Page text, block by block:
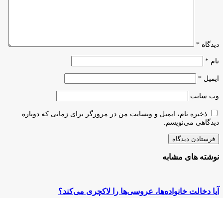
دیدگاه *
نام *
ایمیل *
وب‌ سایت
ذخیره نام، ایمیل و وبسایت من در مرورگر برای زمانی که دوباره
دیدگاهی می‌نویسم.
نوشته های مشابه
آیا دخالت خانواده‌ها، عروسی‌ها را لاکچری می‌کند؟